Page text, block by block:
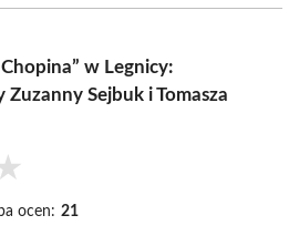
w Legnicy:
Sejbuk i Tomasza
ocen: 21